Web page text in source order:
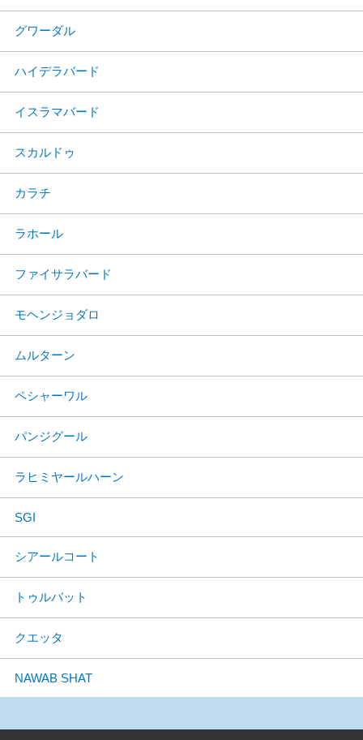
グワーダル
ハイデラバード
イスラマバード
スカルドゥ
カラチ
ラホール
ファイサラバード
モヘンジョダロ
ムルターン
ペシャーワル
パンジグール
ラヒミヤールハーン
SGI
シアールコート
トゥルバット
クエッタ
NAWAB SHAT